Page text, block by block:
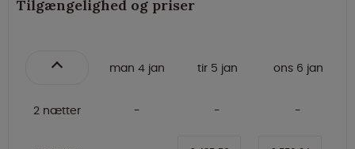
Tilgængelighed og priser
man 4 jan tir 5 jan ons 6 jan
2 nætter